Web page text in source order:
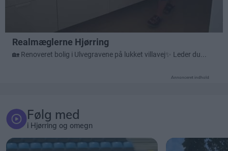
Annonceret indhold
Følg med
i Hjørring og omegn